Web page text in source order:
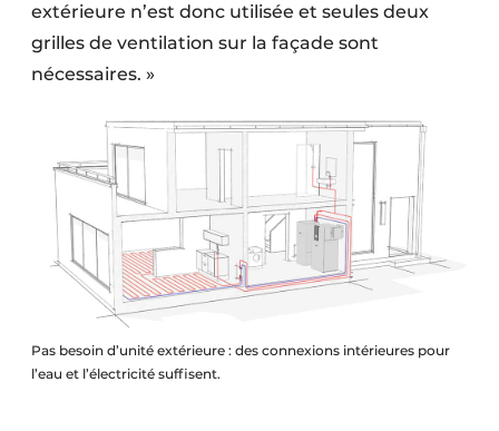
extérieure n’est donc utilisée et seules deux
grilles de ventilation sur la façade sont
nécessaires. »
Pas besoin d’unité extérieure : des connexions intérieures pour
l’eau et l’électricité suffisent.